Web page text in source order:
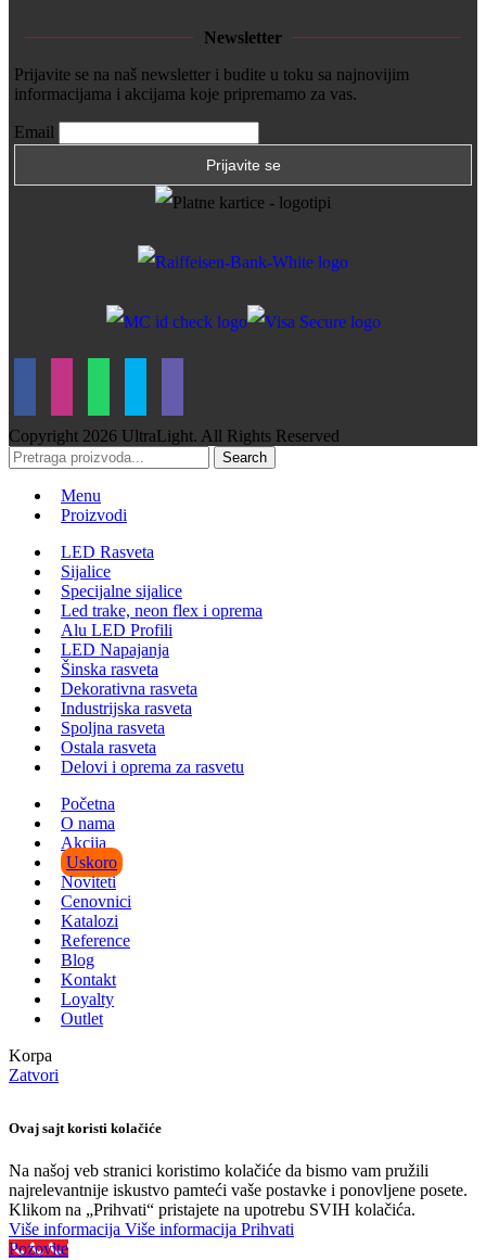
Newsletter
Prijavite se na naš newsletter i budite u toku sa najnovijim
informacijama i akcijama koje pripremamo za vas.
Email
Copyright 2026 UltraLight. All Rights Reserved
Search
Menu
Proizvodi
LED Rasveta
Sijalice
Specijalne sijalice
Led trake, neon flex i oprema
Alu LED Profili
LED Napajanja
Šinska rasveta
Dekorativna rasveta
Industrijska rasveta
Spoljna rasveta
Ostala rasveta
Delovi i oprema za rasvetu
Početna
O nama
Akcija
Uskoro
Noviteti
Cenovnici
Katalozi
Reference
Blog
Kontakt
Loyalty
Outlet
Korpa
Zatvori
Ovaj sajt koristi kolačiće
Na našoj veb stranici koristimo kolačiće da bismo vam pružili
najrelevantnije iskustvo pamteći vaše postavke i ponovljene posete.
Klikom na „Prihvati“ pristajete na upotrebu SVIH kolačića.
Više informacija Više informacija Prihvati
Pozovite